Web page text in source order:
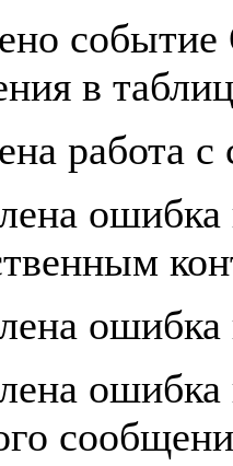
в
работа
ошибка
ошибка
ошибка